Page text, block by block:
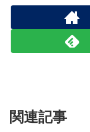
関連記事